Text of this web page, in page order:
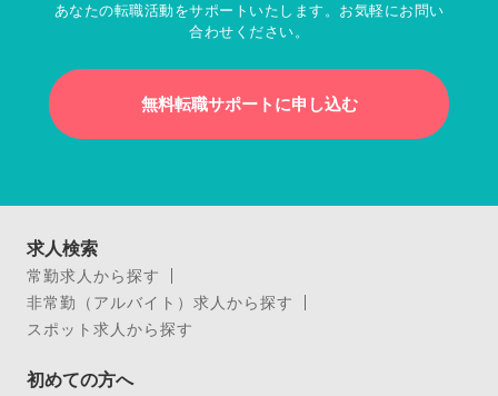
あなたの転職活動をサポートいたします。お気軽にお問い
合わせください。
無料転職サポートに申し込む
求人検索
常勤求人から探す
非常勤（アルバイト）求人から探す
スポット求人から探す
初めての方へ